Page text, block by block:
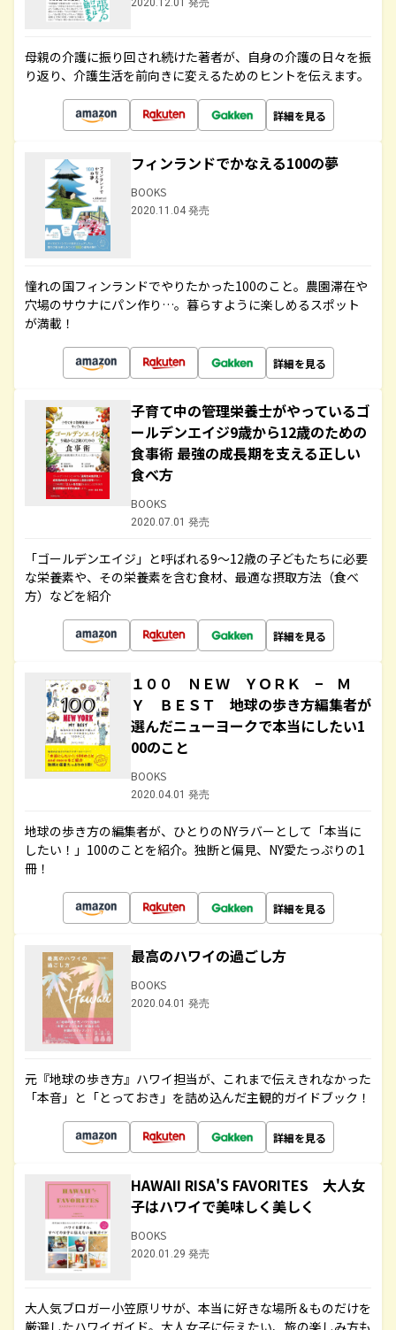
2020.12.01 発売
母親の介護に振り回され続けた著者が、自身の介護の日々を振
り返り、介護生活を前向きに変えるためのヒントを伝えます。
詳細を見る
フィンランドでかなえる100の夢
BOOKS
2020.11.04 発売
憧れの国フィンランドでやりたかった100のこと。農園滞在や
穴場のサウナにパン作り…。暮らすように楽しめるスポット
が満載！
詳細を見る
子育て中の管理栄養士がやっているゴ
ールデンエイジ9歳から12歳のための
食事術 最強の成長期を支える正しい
食べ方
BOOKS
2020.07.01 発売
「ゴールデンエイジ」と呼ばれる9～12歳の子どもたちに必要
な栄養素や、その栄養素を含む食材、最適な摂取方法（食べ
方）などを紹介
詳細を見る
１００ ＮＥＷ ＹＯＲＫ − Ｍ
Ｙ ＢＥＳＴ 地球の歩き方編集者が
選んだニューヨークで本当にしたい1
00のこと
BOOKS
2020.04.01 発売
地球の歩き方の編集者が、ひとりのNYラバーとして「本当に
したい！」100のことを紹介。独断と偏見、NY愛たっぷりの1
冊！
詳細を見る
最高のハワイの過ごし方
BOOKS
2020.04.01 発売
元『地球の歩き方』ハワイ担当が、これまで伝えきれなかった
「本音」と「とっておき」を詰め込んだ主観的ガイドブック！
詳細を見る
HAWAII RISA'S FAVORITES 大人女
子はハワイで美味しく美しく
BOOKS
2020.01.29 発売
大人気ブロガー小笠原リサが、本当に好きな場所＆ものだけを
厳選したハワイガイド。大人女子に伝えたい、旅の楽しみ方も